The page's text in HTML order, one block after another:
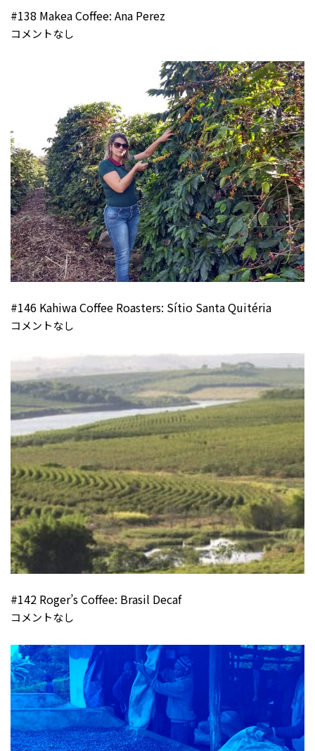
#138 Makea Coffee: Ana Perez
コメントなし
#146 Kahiwa Coffee Roasters: Sítio Santa Quitéria
コメントなし
#142 Roger’s Coffee: Brasil Decaf
コメントなし